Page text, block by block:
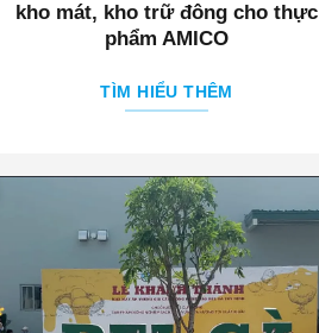
kho mát, kho trữ đông cho thực
phẩm AMICO
TÌM HIỂU THÊM